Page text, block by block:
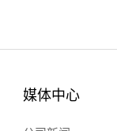
媒体中心